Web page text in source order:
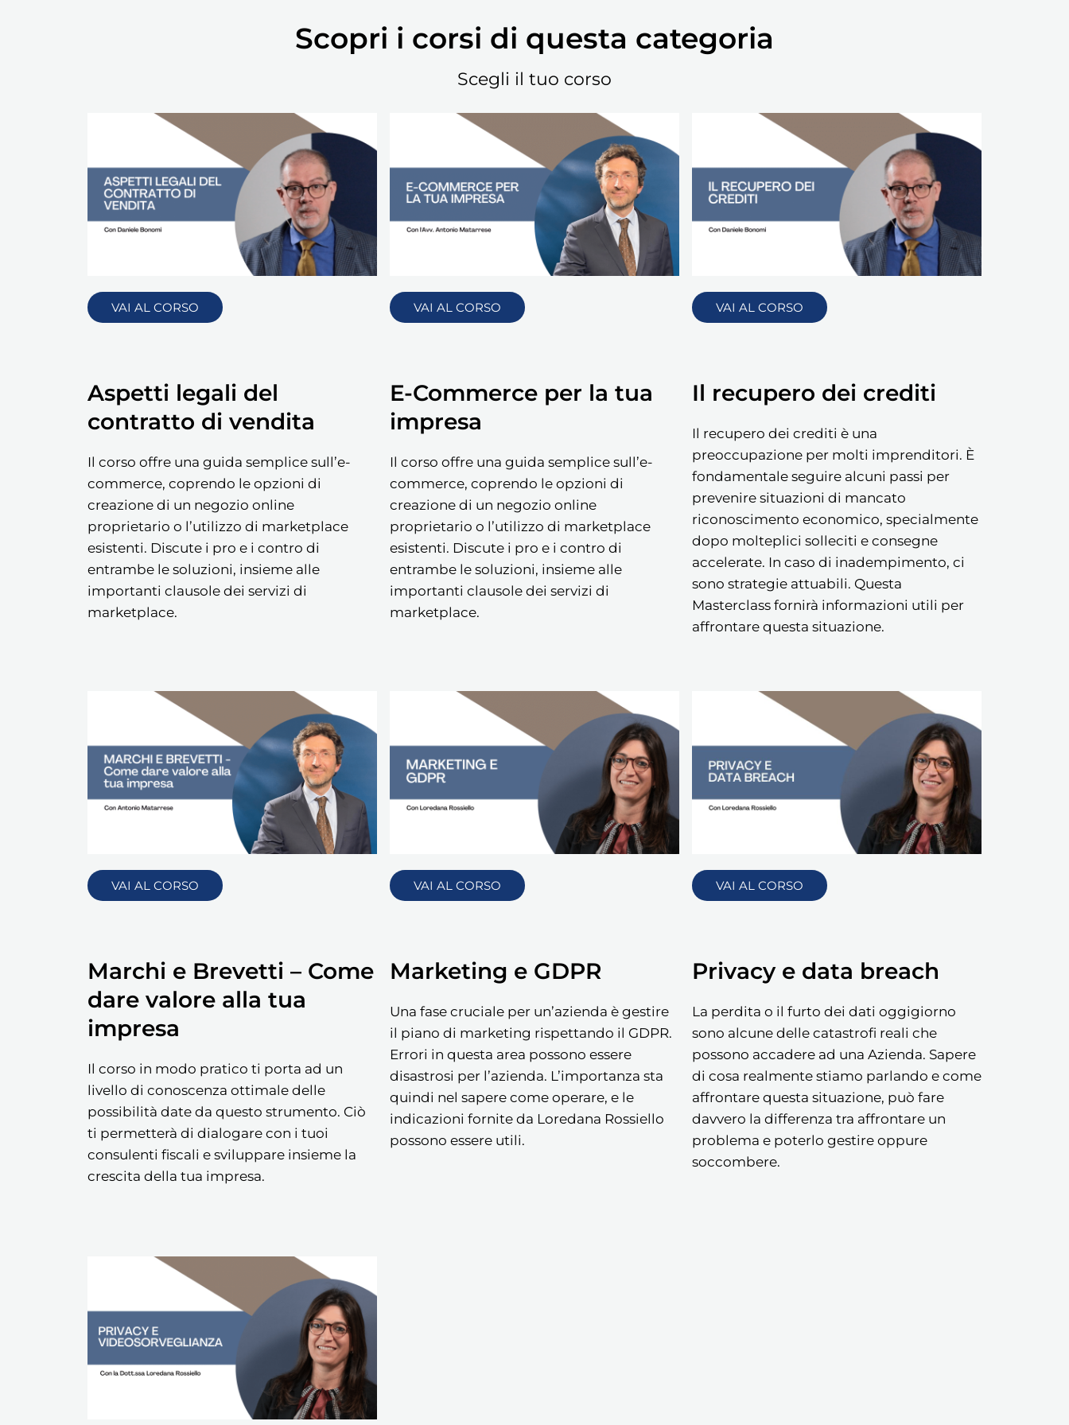
Scopri i corsi di questa categoria
Scegli il tuo corso
VAI AL CORSO
Aspetti legali del
contratto di vendita
Il corso offre una guida semplice sull’e-
commerce, coprendo le opzioni di
creazione di un negozio online
proprietario o l’utilizzo di marketplace
esistenti. Discute i pro e i contro di
entrambe le soluzioni, insieme alle
importanti clausole dei servizi di
marketplace.
VAI AL CORSO
E-Commerce per la tua
impresa
Il corso offre una guida semplice sull’e-
commerce, coprendo le opzioni di
creazione di un negozio online
proprietario o l’utilizzo di marketplace
esistenti. Discute i pro e i contro di
entrambe le soluzioni, insieme alle
importanti clausole dei servizi di
marketplace.
VAI AL CORSO
Il recupero dei crediti
Il recupero dei crediti è una
preoccupazione per molti imprenditori. È
fondamentale seguire alcuni passi per
prevenire situazioni di mancato
riconoscimento economico, specialmente
dopo molteplici solleciti e consegne
accelerate. In caso di inadempimento, ci
sono strategie attuabili. Questa
Masterclass fornirà informazioni utili per
affrontare questa situazione.
VAI AL CORSO
Marchi e Brevetti – Come
dare valore alla tua
impresa
Il corso in modo pratico ti porta ad un
livello di conoscenza ottimale delle
possibilità date da questo strumento. Ciò
ti permetterà di dialogare con i tuoi
consulenti fiscali e sviluppare insieme la
crescita della tua impresa.
VAI AL CORSO
Marketing e GDPR
Una fase cruciale per un’azienda è gestire
il piano di marketing rispettando il GDPR.
Errori in questa area possono essere
disastrosi per l’azienda. L’importanza sta
quindi nel sapere come operare, e le
indicazioni fornite da Loredana Rossiello
possono essere utili.
VAI AL CORSO
Privacy e data breach
La perdita o il furto dei dati oggigiorno
sono alcune delle catastrofi reali che
possono accadere ad una Azienda. Sapere
di cosa realmente stiamo parlando e come
affrontare questa situazione, può fare
davvero la differenza tra affrontare un
problema e poterlo gestire oppure
soccombere.